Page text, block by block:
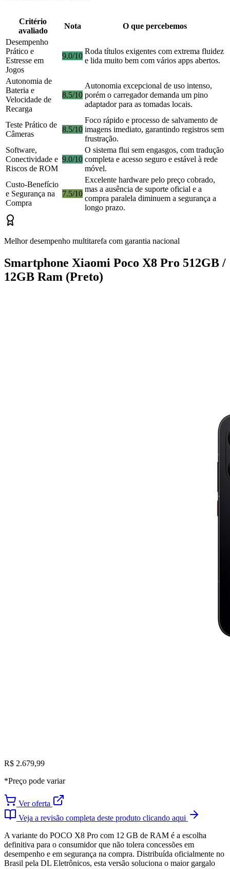
Critério
avaliado
Nota
O que percebemos
Desempenho
Prático e
Estresse em
Jogos
9.0/10
Roda títulos exigentes com extrema fluidez
e lida muito bem com vários apps abertos.
Autonomia de
Bateria e
Velocidade de
Recarga
8.5/10
Autonomia excepcional de uso intenso,
porém o carregador demanda um pino
adaptador para as tomadas locais.
Teste Prático de
Câmeras
8.5/10
Foco rápido e processo de salvamento de
imagens imediato, garantindo registros sem
frustração.
Software,
Conectividade e
Riscos de ROM
9.0/10
O sistema flui sem engasgos, com tradução
completa e acesso seguro e estável à rede
móvel.
Custo-Benefício
e Segurança na
Compra
7.5/10
Excelente hardware pelo preço cobrado,
mas a ausência de suporte oficial e a
compra paralela diminuem a segurança a
longo prazo.
Melhor desempenho multitarefa com garantia nacional
Smartphone Xiaomi Poco X8 Pro 512GB /
12GB Ram (Preto)
R$ 2.679,99
*Preço pode variar
Ver oferta
Veja a revisão completa deste produto clicando aqui
A variante do POCO X8 Pro com 12 GB de RAM é a escolha
definitiva para o consumidor que não tolera concessões em
desempenho e em segurança na compra. Distribuída oficialmente no
Brasil pela DL Eletrônicos, esta versão soluciona o maior gargalo